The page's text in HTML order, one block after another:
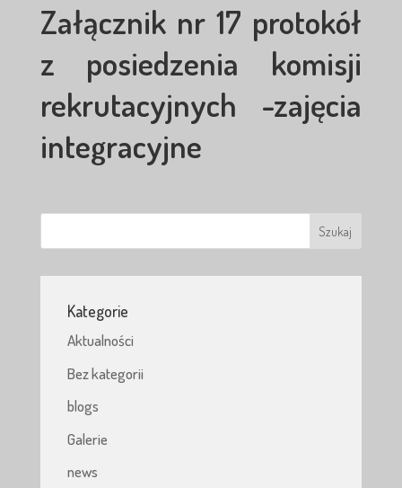
Załącznik nr 17 protokół
z posiedzenia komisji
rekrutacyjnych -zajęcia
integracyjne
Kategorie
Aktualności
Bez kategorii
blogs
Galerie
news